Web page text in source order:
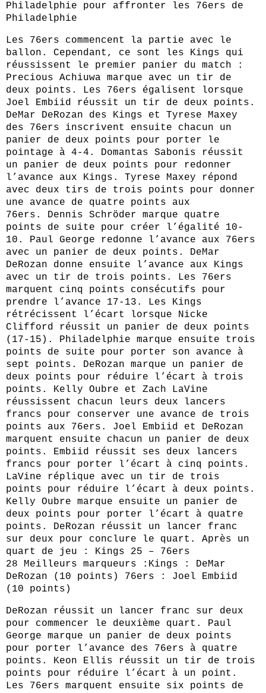
Philadelphie pour affronter les 76ers de
Philadelphie
Les 76ers commencent la partie avec le
ballon. Cependant, ce sont les Kings qui
réussissent le premier panier du match :
Precious Achiuwa marque avec un tir de
deux points. Les 76ers égalisent lorsque
Joel Embiid réussit un tir de deux points.
DeMar DeRozan des Kings et Tyrese Maxey
des 76ers inscrivent ensuite chacun un
panier de deux points pour porter le
pointage à 4-4. Domantas Sabonis réussit
un panier de deux points pour redonner
l’avance aux Kings. Tyrese Maxey répond
avec deux tirs de trois points pour donner
une avance de quatre points aux
76ers. Dennis Schröder marque quatre
points de suite pour créer l’égalité 10-
10. Paul George redonne l’avance aux 76ers
avec un panier de deux points. DeMar
DeRozan donne ensuite l’avance aux Kings
avec un tir de trois points. Les 76ers
marquent cinq points consécutifs pour
prendre l’avance 17-13. Les Kings
rétrécissent l’écart lorsque Nicke
Clifford réussit un panier de deux points
(17-15). Philadelphie marque ensuite trois
points de suite pour porter son avance à
sept points. DeRozan marque un panier de
deux points pour réduire l’écart à trois
points. Kelly Oubre et Zach LaVine
réussissent chacun leurs deux lancers
francs pour conserver une avance de trois
points aux 76ers. Joel Embiid et DeRozan
marquent ensuite chacun un panier de deux
points. Embiid réussit ses deux lancers
francs pour porter l’écart à cinq points.
LaVine réplique avec un tir de trois
points pour réduire l’écart à deux points.
Kelly Oubre marque ensuite un panier de
deux points pour porter l’écart à quatre
points. DeRozan réussit un lancer franc
sur deux pour conclure le quart. Après un
quart de jeu : Kings 25 – 76ers
28 Meilleurs marqueurs :Kings : DeMar
DeRozan (10 points) 76ers : Joel Embiid
(10 points)
DeRozan réussit un lancer franc sur deux
pour commencer le deuxième quart. Paul
George marque un panier de deux points
pour porter l’avance des 76ers à quatre
points. Keon Ellis réussit un tir de trois
points pour réduire l’écart à un point.
Les 76ers marquent ensuite six points de